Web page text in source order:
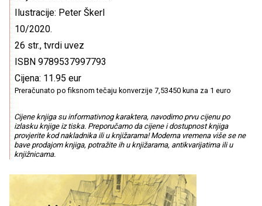
Ilustracije: Peter Škerl
10/2020.
26 str., tvrdi uvez
ISBN 9789537997793
Cijena: 11.95 eur
Preračunato po fiksnom tečaju konverzije 7,53450 kuna za 1 euro
Cijene knjiga su informativnog karaktera, navodimo prvu cijenu po
izlasku knjige iz tiska. Preporučamo da cijene i dostupnost knjiga
provjerite kod nakladnika ili u knjižarama! Moderna vremena više se ne
bave prodajom knjiga, potražite ih u knjižarama, antikvarijatima ili u
knjižnicama.